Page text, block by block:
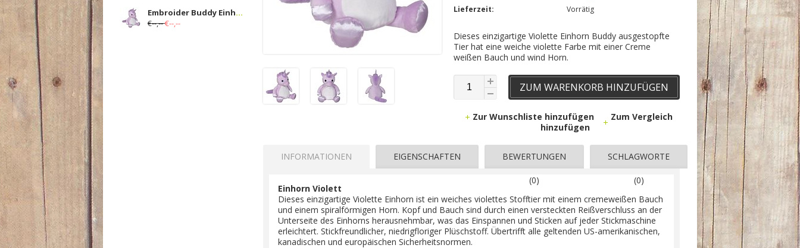
Lieferzeit:
Vorrätig
Dieses einzigartige Violette Einhorn Buddy ausgestopfte
Tier hat eine weiche violette Farbe mit einer Creme
weißen Bauch und wind Horn.
ZUM WARENKORB HINZUFÜGEN
Zur Wunschliste hinzufügen
Zum Vergleich
hinzufügen
INFORMATIONEN EIGENSCHAFTEN BEWERTUNGEN
(0)
SCHLAGWORTE
(0)
Einhorn Violett
Dieses einzigartige Violette Einhorn ist ein weiches violettes Stofftier mit einem cremeweißen Bauch
und einem spiralförmigen Horn. Kopf und Bauch sind durch einen versteckten Reißverschluss an der
Unterseite des Einhorns herausnehmbar, was das Einspannen und Sticken auf jeder Stickmaschine
erleichtert. Stickfreundlicher, niedrigfloriger Plüschstoff. Übertrifft alle geltenden US-amerikanischen,
kanadischen und europäischen Sicherheitsnormen.
Embroider Buddy Einhorn Violet
€--,--€--,--